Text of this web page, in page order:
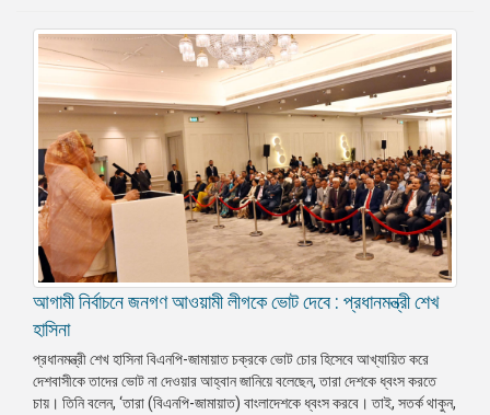
গ্যালারি
বিএনপি-
জামায়াত
সহিংসতা
সংগঠন
নির্বাচনী
ইশতেহার
আগামী নির্বাচনে জনগণ আওয়ামী লীগকে ভোট দেবে : প্রধানমন্ত্রী শেখ
হাসিনা
প্রধানমন্ত্রী শেখ হাসিনা বিএনপি-জামায়াত চক্রকে ভোট চোর হিসেবে আখ্যায়িত করে
দেশবাসীকে তাদের ভোট না দেওয়ার আহ্বান জানিয়ে বলেছেন, তারা দেশকে ধ্বংস করতে
চায়। তিনি বলেন, ‘তারা (বিএনপি-জামায়াত) বাংলাদেশকে ধ্বংস করবে। তাই, সতর্ক থাকুন,